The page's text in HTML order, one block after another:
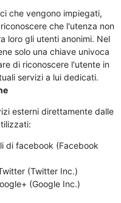
che vengono impiegati,
che l'utenza non
loro gli utenti anonimi. Nel
solo una chiave univoca
di riconoscere l'utente in
servizi a lui dedicati.
esterni direttamente dalle
di facebook (Facebook
(Twitter Inc.)
(Google Inc.)